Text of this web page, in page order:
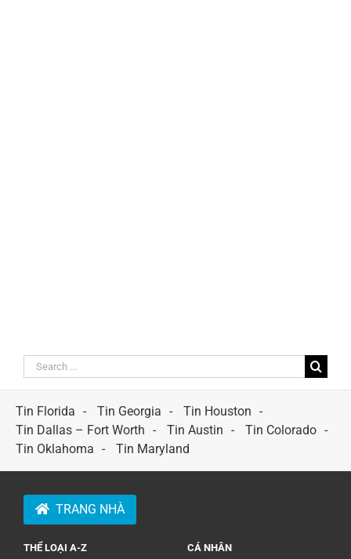
Search
for:
Tin Florida
Tin Georgia
Tin Houston
Tin Dallas – Fort Worth
Tin Austin
Tin Colorado
Tin Oklahoma
Tin Maryland
TRANG NHÀ
THỂ LOẠI A-Z CÁ NHÂN